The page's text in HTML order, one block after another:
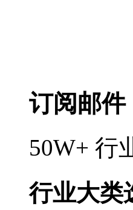
订阅邮件
50W+ 行
行业大类